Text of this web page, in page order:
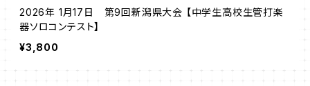
2026年 1月17日 第9回新潟県大会 【中学生高校生管打楽
器ソロコンテスト】
¥3,800